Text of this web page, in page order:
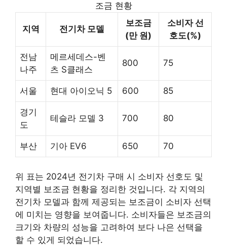
조금 현황
지역 전기차 모델
보조금
(만 원)
소비자 선
호도(%)
전남
나주
메르세데스-벤
츠 S클래스
800 75
서울 현대 아이오닉 5 600 85
경기
도
테슬라 모델 3 700 80
부산 기아 EV6 650 70
위 표는 2024년 전기차 구매 시 소비자 선호도 및
지역별 보조금 현황을 정리한 것입니다. 각 지역의
전기차 모델과 함께 제공되는 보조금이 소비자 선택
에 미치는 영향을 보여줍니다. 소비자들은 보조금의
크기와 차량의 성능을 고려하여 보다 나은 선택을
할 수 있게 되었습니다.